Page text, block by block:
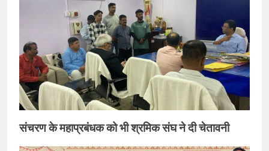
संचरण के महाप्रबंधक को भी श्रमिक संघ ने दी चेतावनी